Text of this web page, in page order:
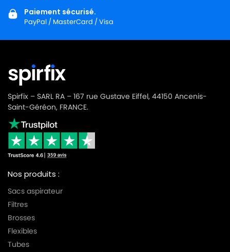
Paiement sécurisé.
PayPal / MasterCard / Visa
Spirfix – SARL RA – 167 rue Gustave Eiffel, 44150 Ancenis-
Saint-Géréon, FRANCE.
Nos produits :
Sacs aspirateur
Filtres
Brosses
Flexibles
Tubes